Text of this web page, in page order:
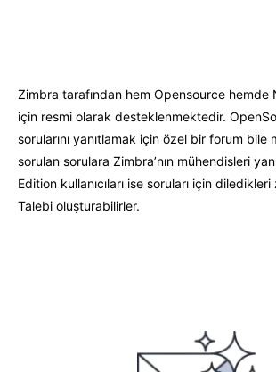
Zimbra tarafından hem Opensource hemde
için resmi olarak desteklenmektedir.
sorularını yanıtlamak için özel bir forum bile
sorulan sorulara Zimbra’nın mühendisleri
Edition kullanıcıları ise soruları için
Talebi oluşturabilirler.